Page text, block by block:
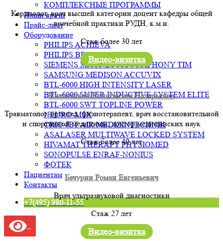
КОМПЛЕКСНЫЕ ПРОГРАММЫ
Наши врачи
Прайс-лист
Оборудование
PHILIPS ACHIEVA
PHILIPS BRILLIANCE 64
SIEMENS MAGNETOM SYMPHONY TIM
SAMSUNG MEDISON ACCUVIX
BTL-6000 HIGH INTENSITY LASER
BTL-6000 SUPER INDUCTIVE SYSTEM ELITE
BTL-6000 SWT TOPLINE POWER
NEURO-MSX
CRIO-JET AIR MEDIZINTECHNIK
ASALASER MULTIWAVE LOCKED SYSTEM
HIVAMAT THERAPY PHYSIOMED
SONOPULSE ENRAF-NONIUS
ФОТЕК
Пациентам
Контакты
+7(495) 980-11-55
Кардиолог, врач высшей категории доцент кафедры общей
врачебной практики РУДН, к.м.н.
Стаж более 30 лет
Видео-визитка
Никольский Константин Валерьевич
Травматолог-ортопед, физиотерапевт, врач восстановительной
и спортивной медицины, доктор медицинских наук
Стаж более 40 лет
Бачурин Роман Евгеньевич
Врач ультразвуковой диагностики
Стаж 27 лет
Видео-визитка